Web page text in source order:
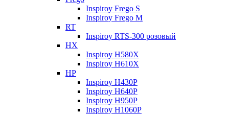
Inspiroy Frego S
Inspiroy Frego M
RT
Inspiroy RTS-300 розовый
HX
Inspiroy H580X
Inspiroy H610X
HP
Inspiroy H430P
Inspiroy H640P
Inspiroy H950P
Inspiroy H1060P